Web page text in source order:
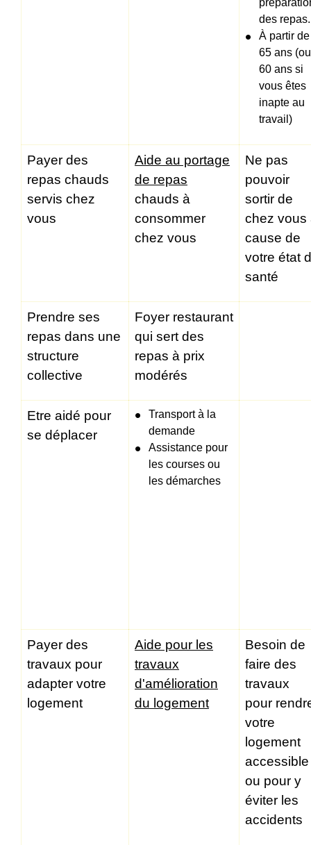
des
À partir de
65 ans (ou
60 ans si
vous êtes
inapte au
travail)
Payer des
repas chauds
servis chez
vous
Aide au portage
de repas
chauds à
consommer
chez vous
Ne pas
pouvoir
sortir de
chez vous
cause de
votre état
santé
Prendre ses
repas dans une
structure
collective
Foyer restaurant
qui sert des
repas à prix
modérés
Etre aidé pour
se déplacer
Transport à la
demande
Assistance pour
les courses ou
les démarches
Payer des
travaux pour
adapter votre
logement
Aide pour les
travaux
d'amélioration
du logement
Besoin de
faire des
travaux
pour
votre
logement
accessible
ou pour y
éviter les
accidents